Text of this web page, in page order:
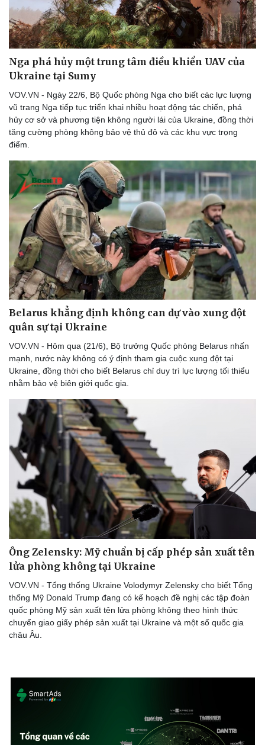
Thể thao
Bóng đá
Lịch thi đấu bóng đá
Thế giới thể thao
eSports
Hậu trường
Ô tô - Xe máy
Ô tô
Xe máy
Tư vấn
Nga phá hủy một trung tâm điều khiển UAV của
Ukraine tại Sumy
VOV.VN - Ngày 22/6, Bộ Quốc phòng Nga cho biết các lực lượng
vũ trang Nga tiếp tục triển khai nhiều hoạt động tác chiến, phá
hủy cơ sở và phương tiện không người lái của Ukraine, đồng thời
tăng cường phòng không bảo vệ thủ đô và các khu vực trọng
điểm.
Belarus khẳng định không can dự vào xung đột
quân sự tại Ukraine
VOV.VN - Hôm qua (21/6), Bộ trưởng Quốc phòng Belarus nhấn
mạnh, nước này không có ý định tham gia cuộc xung đột tại
Ukraine, đồng thời cho biết Belarus chỉ duy trì lực lượng tối thiểu
nhằm bảo vệ biên giới quốc gia.
Ông Zelensky: Mỹ chuẩn bị cấp phép sản xuất tên
lửa phòng không tại Ukraine
VOV.VN - Tổng thống Ukraine Volodymyr Zelensky cho biết Tổng
thống Mỹ Donald Trump đang có kế hoạch đề nghị các tập đoàn
quốc phòng Mỹ sản xuất tên lửa phòng không theo hình thức
chuyển giao giấy phép sản xuất tại Ukraine và một số quốc gia
châu Âu.